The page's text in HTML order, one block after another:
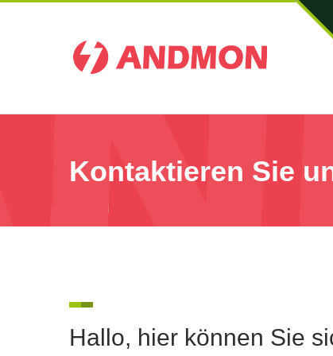
Kontaktieren Sie
Hallo, hier können Sie